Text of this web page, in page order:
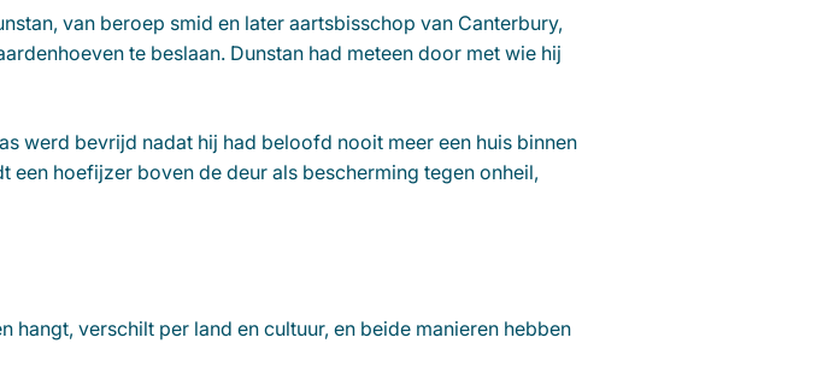
van beroep smid en later aartsbisschop van Canterbury,
te beslaan. Dunstan had meteen door met wie hij
werd bevrijd nadat hij had beloofd nooit meer een huis binnen
hoefijzer boven de deur als bescherming tegen onheil,
verschilt per land en cultuur, en beide manieren hebben